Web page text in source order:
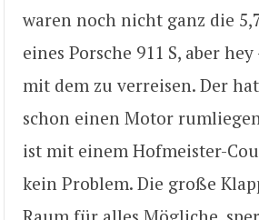
waren noch nicht ganz die
eines Porsche 911 S, aber
mit dem zu verreisen. Der
schon einen Motor
ist mit einem Hofmeister-
kein Problem. Die große